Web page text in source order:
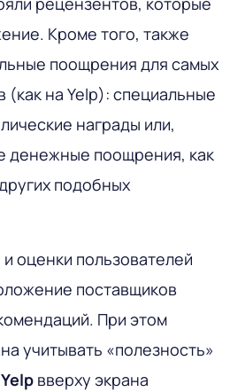
Кроме того, также
поощрения для самых
(как на Yelp): специальные
награды или,
денежные поощрения, как
подобных
оценки пользователей
поставщиков
При этом
учитывать «полезность»
Yelp вверху экрана